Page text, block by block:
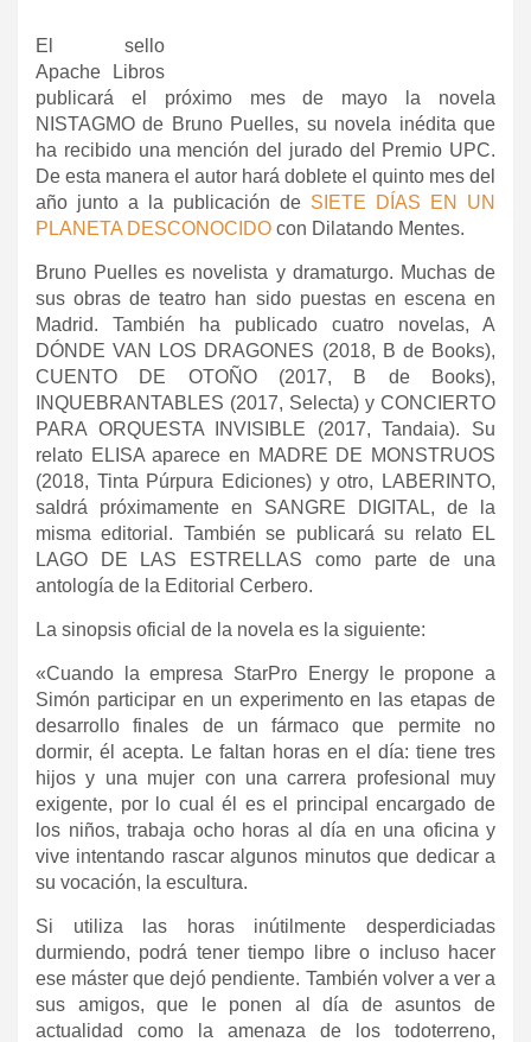
El sello
Apache Libros
publicará el próximo mes de mayo la novela
NISTAGMO de Bruno Puelles, su novela inédita que
ha recibido una mención del jurado del Premio UPC.
De esta manera el autor hará doblete el quinto mes del
año junto a la publicación de SIETE DÍAS EN UN
PLANETA DESCONOCIDO con Dilatando Mentes.
Bruno Puelles es novelista y dramaturgo. Muchas de
sus obras de teatro han sido puestas en escena en
Madrid. También ha publicado cuatro novelas, A
DÓNDE VAN LOS DRAGONES (2018, B de Books),
CUENTO DE OTOÑO (2017, B de Books),
INQUEBRANTABLES (2017, Selecta) y CONCIERTO
PARA ORQUESTA INVISIBLE (2017, Tandaia). Su
relato ELISA aparece en MADRE DE MONSTRUOS
(2018, Tinta Púrpura Ediciones) y otro, LABERINTO,
saldrá próximamente en SANGRE DIGITAL, de la
misma editorial. También se publicará su relato EL
LAGO DE LAS ESTRELLAS como parte de una
antología de la Editorial Cerbero.
La sinopsis oficial de la novela es la siguiente:
«Cuando la empresa StarPro Energy le propone a
Simón participar en un experimento en las etapas de
desarrollo finales de un fármaco que permite no
dormir, él acepta. Le faltan horas en el día: tiene tres
hijos y una mujer con una carrera profesional muy
exigente, por lo cual él es el principal encargado de
los niños, trabaja ocho horas al día en una oficina y
vive intentando rascar algunos minutos que dedicar a
su vocación, la escultura.
Si utiliza las horas inútilmente desperdiciadas
durmiendo, podrá tener tiempo libre o incluso hacer
ese máster que dejó pendiente. También volver a ver a
sus amigos, que le ponen al día de asuntos de
actualidad como la amenaza de los todoterreno,